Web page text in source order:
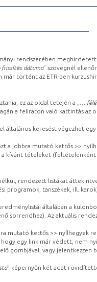
rendszerében
frissítés dátuma” szövegnél
már történt az ETR-ben
ez az oldal tetején a „
…
a feliraton való kattintás az
általános keresést végezhet
a jobbra mutató kettős >>
kívánt tételeket (feltételenként
rendezett listákat
programok, tanszékek, ill.
általában a
sorrendhez). Az aktuális
mutató kettős >> nyílhegyek
egy link már védett, nem
gombjával, vagy
” képernyőn két adat